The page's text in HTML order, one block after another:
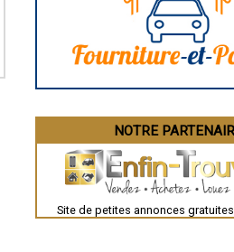
Brive-la-Gaillarde
Guéret
Besançon
Évreux
Chartres
Nîmes
Auch
NOTRE
Site de petites annonces